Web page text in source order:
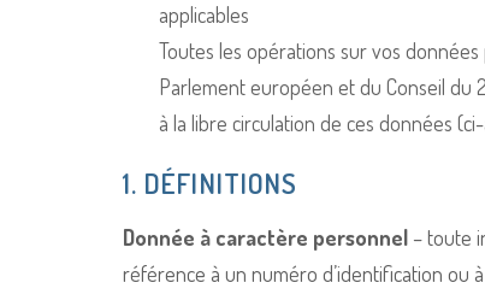
applicables
Toutes les opérations sur vos
Parlement européen et du Conseil du
à la libre circulation de ces données
1. DÉFINITIONS
Donnée à caractère personnel – toute
référence à un numéro d’identification ou